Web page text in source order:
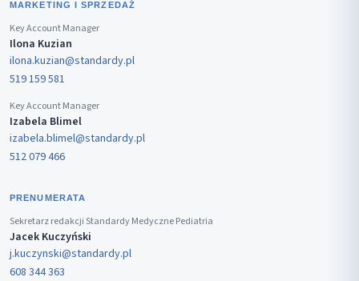
MARKETING I SPRZEDAŻ
Key Account Manager
Ilona Kuzian
ilona.kuzian@standardy.pl
519 159 581
Key Account Manager
Izabela Blimel
izabela.blimel@standardy.pl
512 079 466
PRENUMERATA
Sekretarz redakcji Standardy Medyczne Pediatria
Jacek Kuczyński
j.kuczynski@standardy.pl
608 344 363